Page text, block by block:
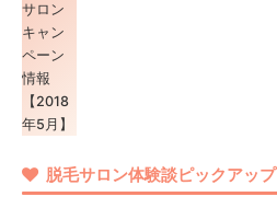
脱毛サロン体験談ピックアップ